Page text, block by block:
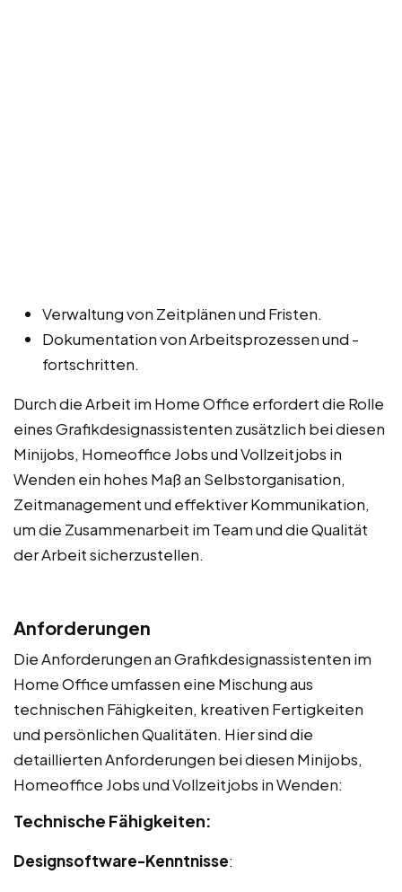
Verwaltung von Zeitplänen und Fristen.
Dokumentation von Arbeitsprozessen und -
fortschritten.
Durch die Arbeit im Home Office erfordert die Rolle
eines Grafikdesignassistenten zusätzlich bei diesen
Minijobs, Homeoffice Jobs und Vollzeitjobs in
Wenden ein hohes Maß an Selbstorganisation,
Zeitmanagement und effektiver Kommunikation,
um die Zusammenarbeit im Team und die Qualität
der Arbeit sicherzustellen.
Anforderungen
Die Anforderungen an Grafikdesignassistenten im
Home Office umfassen eine Mischung aus
technischen Fähigkeiten, kreativen Fertigkeiten
und persönlichen Qualitäten. Hier sind die
detaillierten Anforderungen bei diesen Minijobs,
Homeoffice Jobs und Vollzeitjobs in Wenden:
Technische Fähigkeiten:
Designsoftware-Kenntnisse: